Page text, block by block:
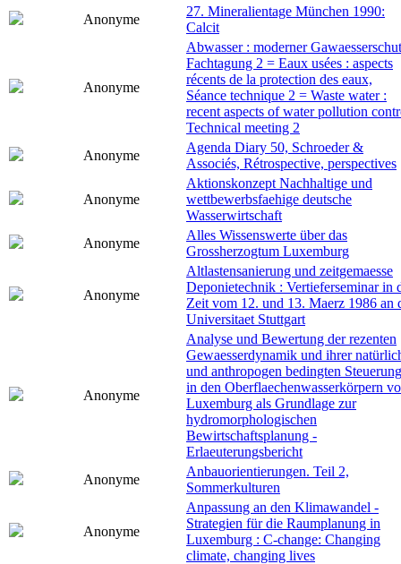
Anonyme
27. Mineralientage München 1990:
Calcit
Anonyme
Abwasser : moderner
Fachtagung 2 = Eaux usées : aspects
récents de la protection des eaux,
Séance technique 2 = Waste water :
recent aspects of water pollution
Technical meeting 2
Anonyme
Agenda Diary 50, Schroeder &
Associés, Rétrospective, perspectives
Anonyme
Aktionskonzept Nachhaltige und
wettbewerbsfaehige deutsche
Wasserwirtschaft
Anonyme
Alles Wissenswerte über das
Grossherzogtum Luxemburg
Anonyme
Altlastensanierung und zeitgemaesse
Deponietechnik : Vertieferseminar in
Zeit vom 12. und 13. Maerz 1986 an
Universitaet Stuttgart
Anonyme
Analyse und Bewertung der rezenten
Gewaesserdynamik und ihrer
und anthropogen bedingten Steuerung
in den Oberflaechenwasserkörpern
Luxemburg als Grundlage zur
hydromorphologischen
Bewirtschaftsplanung -
Erlaeuterungsbericht
Anonyme
Anbauorientierungen. Teil 2,
Sommerkulturen
Anonyme
Anpassung an den Klimawandel -
Strategien für die Raumplanung in
Luxemburg : C-change: Changing
climate, changing lives